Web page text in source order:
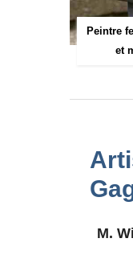
Peintre
et
M.